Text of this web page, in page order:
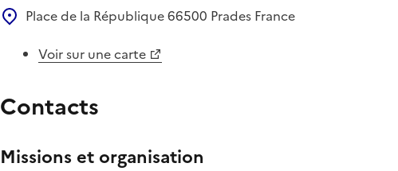
Place de la République66500 Prades France
Voir sur une carte
Contacts
Missions et organisation